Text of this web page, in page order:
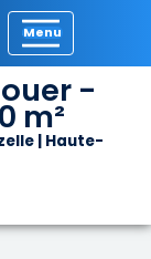
-
m²
| Haute-